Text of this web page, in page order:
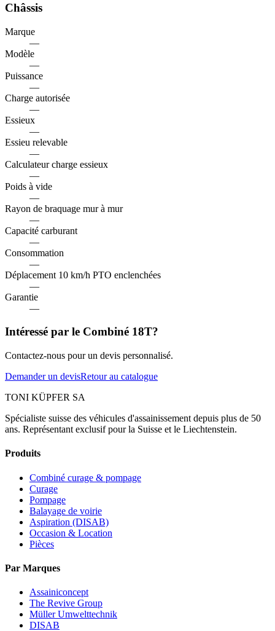
Châssis
Marque
—
Modèle
—
Puissance
—
Charge autorisée
—
Essieux
—
Essieu relevable
—
Calculateur charge essieux
—
Poids à vide
—
Rayon de braquage mur à mur
—
Capacité carburant
—
Consommation
—
Déplacement 10 km/h PTO enclenchées
—
Garantie
—
Intéressé par le Combiné 18T?
Contactez-nous pour un devis personnalisé.
Demander un devisRetour au catalogue
TONI KÜPFER SA
Spécialiste suisse des véhicules d'assainissement depuis plus de 50
ans. Représentant exclusif pour la Suisse et le Liechtenstein.
Produits
Combiné curage & pompage
Curage
Pompage
Balayage de voirie
Aspiration (DISAB)
Occasion & Location
Pièces
Par Marques
Assainiconcept
The Revive Group
Müller Umwelttechnik
DISAB